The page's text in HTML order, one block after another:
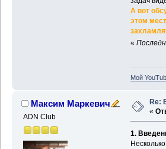
А вот
этом
«
Мой
Максим Маркевич
ADN Club
Re:
«
1.